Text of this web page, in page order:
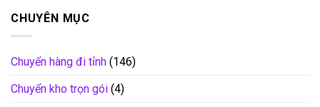
CHUYÊN MỤC
Chuyển hàng đi tỉnh (146)
Chuyển kho trọn gói (4)